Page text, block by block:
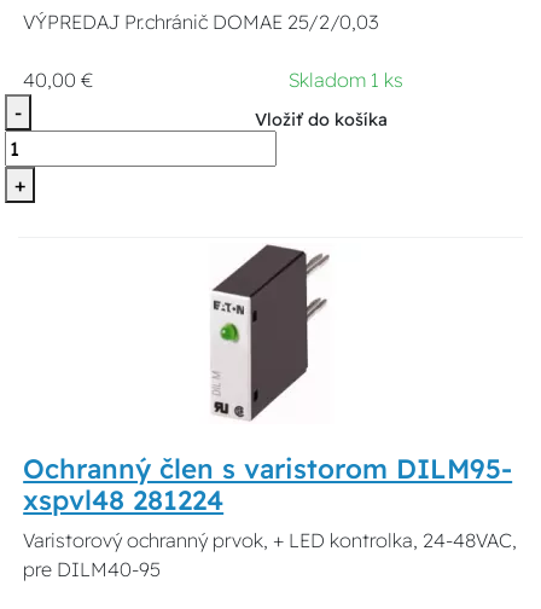
VÝPREDAJ Pr.chránič DOMAE 25/2/0,03
40,00 €
Skladom 1 ks
-
+
Vložiť do košíka
Ochranný člen s varistorom DILM95-
xspvl48 281224
Varistorový ochranný prvok, + LED kontrolka, 24-48VAC,
pre DILM40-95